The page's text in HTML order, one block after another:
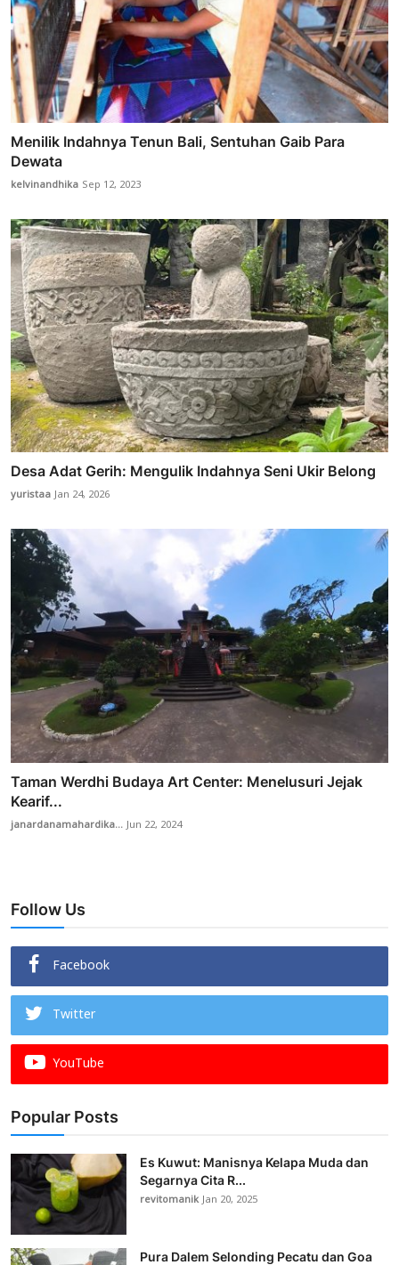
Menilik Indahnya Tenun Bali, Sentuhan Gaib Para
Dewata
kelvinandhika Sep 12, 2023
Desa Adat Gerih: Mengulik Indahnya Seni Ukir Belong
yuristaaJan 24, 2026
Taman Werdhi Budaya Art Center: Menelusuri Jejak
Kearif...
janardanamahardika...Jun 22, 2024
Follow Us
Facebook
Twitter
YouTube
Popular Posts
Es Kuwut: Manisnya Kelapa Muda dan
Segarnya Cita R...
revitomanikJan 20, 2025
Pura Dalem Selonding Pecatu dan Goa